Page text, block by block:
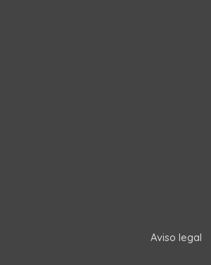
Aviso legal